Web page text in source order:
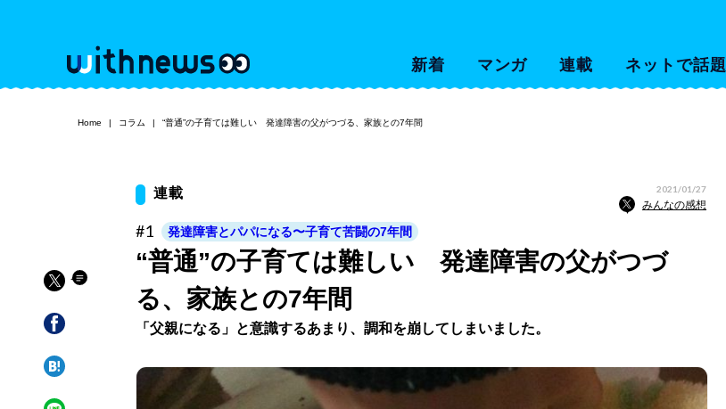
新着 マンガ 連載 ネットで話題
Home コラム “普通”の子育ては難しい 発達障害の父がつづる、家族との7年間
連載 2021/01/27
みんなの感想
#1 発達障害とパパになる〜子育て苦闘の7年間
“普通”の子育ては難しい 発達障害の父がつづ
る、家族との7年間
「父親になる」と意識するあまり、調和を崩してしまいました。